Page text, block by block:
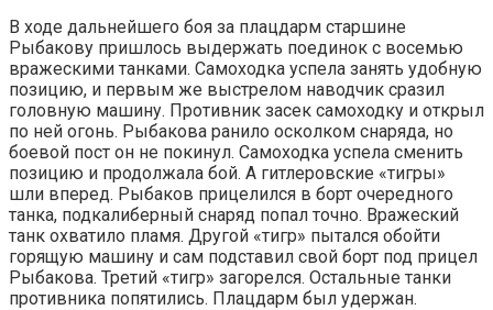
В ходе дальнейшего боя за плацдарм старшине
Рыбакову пришлось выдержать поединок с восемью
вражескими танками. Самоходка успела занять удобную
позицию, и первым же выстрелом наводчик сразил
головную машину. Противник засек самоходку и открыл
по ней огонь. Рыбакова ранило осколком снаряда, но
боевой пост он не покинул. Самоходка успела сменить
позицию и продолжала бой. А гитлеровские «тигры»
шли вперед. Рыбаков прицелился в борт очередного
танка, подкалиберный снаряд попал точно. Вражеский
танк охватило пламя. Другой «тигр» пытался обойти
горящую машину и сам подставил свой борт под прицел
Рыбакова. Третий «тигр» загорелся. Остальные танки
противника попятились. Плацдарм был удержан.